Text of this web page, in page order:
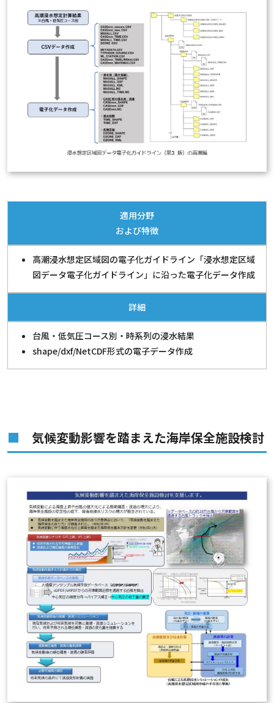
適用分野
および特徴
高潮浸水想定区域図の電子化ガイドライン「浸水想定区域
図データ電子化ガイドライン」に沿った電子化データ作成
詳細
台風・低気圧コース別・時系列の浸水結果
shape/dxf/NetCDF形式の電子データ作成
気候変動影響を踏まえた海岸保全施設検討